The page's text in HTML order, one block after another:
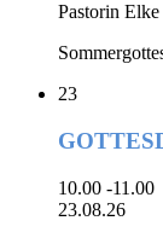
Pastorin
23
10.00 -11.00
23.08.26